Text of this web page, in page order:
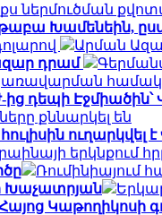
ներմուծման
Խամենեին,
Արման
դրամ
ից դեպի
քննարկել են
ուղարկվել
երկնքում
Ռումինիայում
Խաչատրյան
Կաթողիկոսի